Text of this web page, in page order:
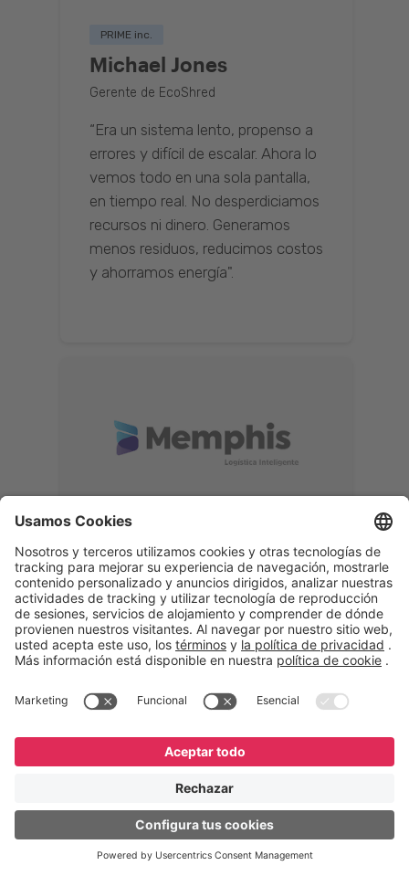
PRIME inc.
Michael Jones
Gerente de EcoShred
“Era un sistema lento, propenso a
errores y difícil de escalar. Ahora lo
vemos todo en una sola pantalla,
en tiempo real. No desperdiciamos
recursos ni dinero. Generamos
menos residuos, reducimos costos
y ahorramos energía".
Memphis
Eduardo Ribeiro
CEO
“Con GeneXus desarrollamos una
acompañar todas las etapas de la
verificar, analizar, reacondicionar y
garantizando calidad y reduciendo
costos”.